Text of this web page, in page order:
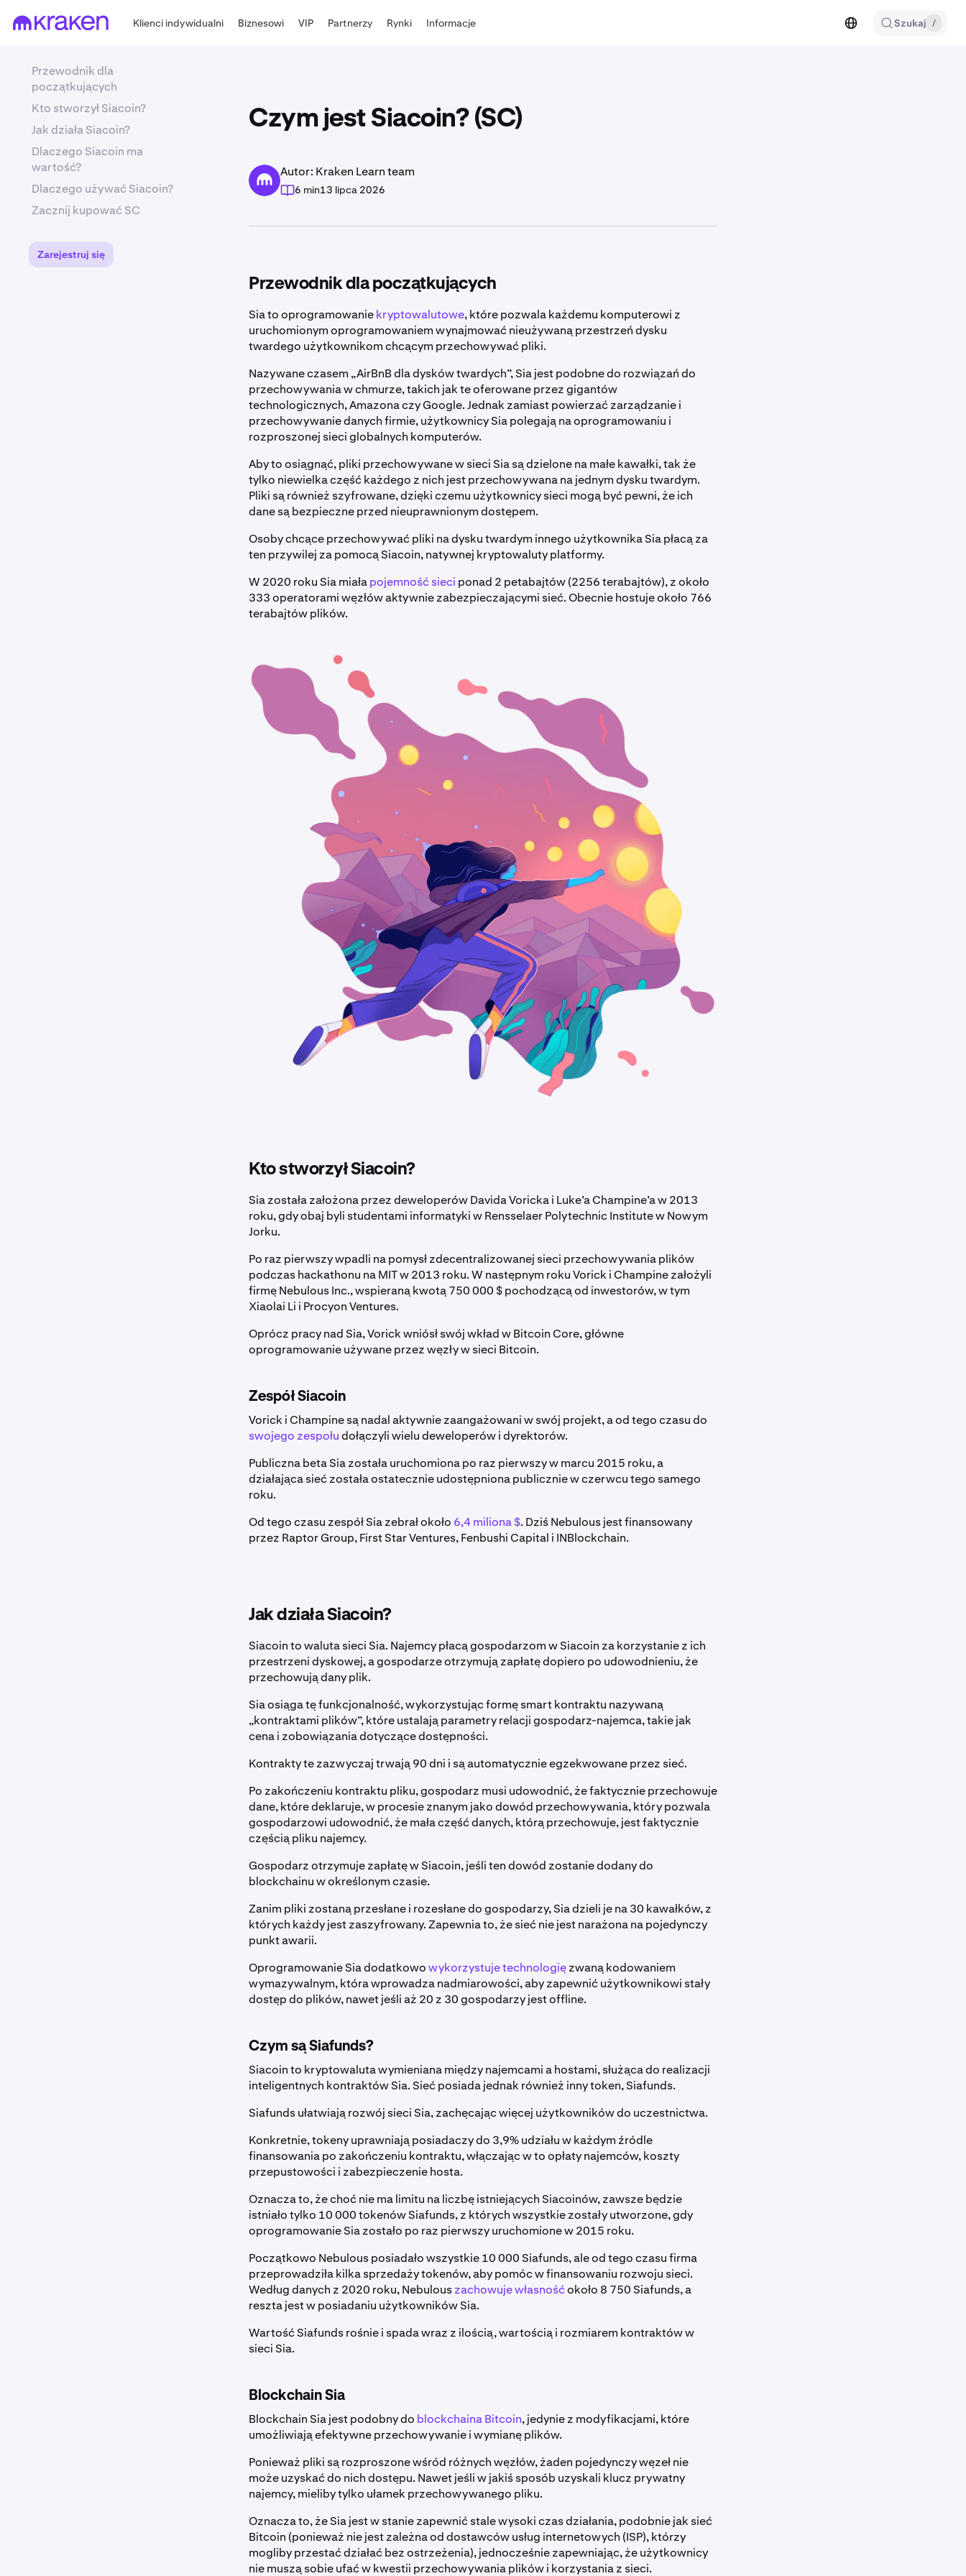
Klienci indywidualni Biznesowi VIP Partnerzy Rynki Informacje Szukaj /
Czym jest Siacoin? (SC)
Autor: Kraken Learn team
6 min13 lipca 2026
Przewodnik dla początkujących
Sia to oprogramowaniekryptowalutowe, które pozwala każdemu komputerowi z
uruchomionym oprogramowaniem wynajmować nieużywaną przestrzeń dysku
twardego użytkownikom chcącym przechowywać pliki.
Nazywane czasem „AirBnB dla dysków twardych”, Sia jest podobne do rozwiązań do
przechowywania w chmurze, takich jak te oferowane przez gigantów
technologicznych, Amazona czy Google. Jednak zamiast powierzać zarządzanie i
przechowywanie danych firmie, użytkownicy Sia polegają na oprogramowaniu i
rozproszonej sieci globalnych komputerów.
Aby to osiągnąć, pliki przechowywane w sieci Sia są dzielone na małe kawałki, tak że
tylko niewielka część każdego z nich jest przechowywana na jednym dysku twardym.
Pliki są również szyfrowane, dzięki czemu użytkownicy sieci mogą być pewni, że ich
dane są bezpieczne przed nieuprawnionym dostępem.
Osoby chcące przechowywać pliki na dysku twardym innego użytkownika Sia płacą za
ten przywilej za pomocą Siacoin, natywnej kryptowaluty platformy.
W 2020 roku Sia miałapojemność sieci ponad 2 petabajtów (2256 terabajtów), z około
333 operatorami węzłów aktywnie zabezpieczającymi sieć. Obecnie hostuje około 766
terabajtów plików.
Kto stworzył Siacoin?
Sia została założona przez deweloperów Davida Voricka i Luke’a Champine’a w 2013
roku, gdy obaj byli studentami informatyki w Rensselaer Polytechnic Institute w Nowym
Jorku.
Po raz pierwszy wpadli na pomysł zdecentralizowanej sieci przechowywania plików
podczas hackathonu na MIT w 2013 roku. W następnym roku Vorick i Champine założyli
firmę Nebulous Inc., wspieraną kwotą 750 000 $ pochodzącą od inwestorów, w tym
Xiaolai Li i Procyon Ventures.
Oprócz pracy nad Sia, Vorick wniósł swój wkład w Bitcoin Core, główne
oprogramowanie używane przez węzły w sieci Bitcoin.
Zespół Siacoin
Vorick i Champine są nadal aktywnie zaangażowani w swój projekt, a od tego czasu do
swojego zespołudołączyli wielu deweloperów i dyrektorów.
Publiczna beta Sia została uruchomiona po raz pierwszy w marcu 2015 roku, a
działająca sieć została ostatecznie udostępniona publicznie w czerwcu tego samego
roku.
Od tego czasu zespół Sia zebrał około 6,4 miliona $. Dziś Nebulous jest finansowany
przez Raptor Group, First Star Ventures, Fenbushi Capital i INBlockchain.
Jak działa Siacoin?
Siacoin to waluta sieci Sia. Najemcy płacą gospodarzom w Siacoin za korzystanie z ich
przestrzeni dyskowej, a gospodarze otrzymują zapłatę dopiero po udowodnieniu, że
przechowują dany plik.
Sia osiąga tę funkcjonalność, wykorzystując formę smart kontraktu nazywaną
„kontraktami plików”, które ustalają parametry relacji gospodarz-najemca, takie jak
cena i zobowiązania dotyczące dostępności.
Kontrakty te zazwyczaj trwają 90 dni i są automatycznie egzekwowane przez sieć.
Po zakończeniu kontraktu pliku, gospodarz musi udowodnić, że faktycznie przechowuje
dane, które deklaruje, w procesie znanym jako dowód przechowywania, który pozwala
gospodarzowi udowodnić, że mała część danych, którą przechowuje, jest faktycznie
częścią pliku najemcy.
Gospodarz otrzymuje zapłatę w Siacoin, jeśli ten dowód zostanie dodany do
blockchainu w określonym czasie.
Zanim pliki zostaną przesłane i rozesłane do gospodarzy, Sia dzieli je na 30 kawałków, z
których każdy jest zaszyfrowany. Zapewnia to, że sieć nie jest narażona na pojedynczy
punkt awarii.
Oprogramowanie Sia dodatkowowykorzystuje technologięzwaną kodowaniem
wymazywalnym, która wprowadza nadmiarowości, aby zapewnić użytkownikowi stały
dostęp do plików, nawet jeśli aż 20 z 30 gospodarzy jest offline.
Czym są Siafunds?
Siacoin to kryptowaluta wymieniana między najemcami a hostami, służąca do realizacji
inteligentnych kontraktów Sia. Sieć posiada jednak również inny token, Siafunds.
Siafunds ułatwiają rozwój sieci Sia, zachęcając więcej użytkowników do uczestnictwa.
Konkretnie, tokeny uprawniają posiadaczy do 3,9% udziału w każdym źródle
finansowania po zakończeniu kontraktu, włączając w to opłaty najemców, koszty
przepustowości i zabezpieczenie hosta.
Oznacza to, że choć nie ma limitu na liczbę istniejących Siacoinów, zawsze będzie
istniało tylko 10 000 tokenów Siafunds, z których wszystkie zostały utworzone, gdy
oprogramowanie Sia zostało po raz pierwszy uruchomione w 2015 roku.
Początkowo Nebulous posiadało wszystkie 10 000 Siafunds, ale od tego czasu firma
przeprowadziła kilka sprzedaży tokenów, aby pomóc w finansowaniu rozwoju sieci.
Według danych z 2020 roku, Nebulouszachowuje własnośćokoło 8 750 Siafunds, a
reszta jest w posiadaniu użytkowników Sia.
Wartość Siafunds rośnie i spada wraz z ilością, wartością i rozmiarem kontraktów w
sieci Sia.
Blockchain Sia
Blockchain Sia jest podobny do blockchaina Bitcoin, jedynie z modyfikacjami, które
umożliwiają efektywne przechowywanie i wymianę plików.
Ponieważ pliki są rozproszone wśród różnych węzłów, żaden pojedynczy węzeł nie
może uzyskać do nich dostępu. Nawet jeśli w jakiś sposób uzyskali klucz prywatny
najemcy, mieliby tylko ułamek przechowywanego pliku.
Oznacza to, że Sia jest w stanie zapewnić stale wysoki czas działania, podobnie jak sieć
Bitcoin (ponieważ nie jest zależna od dostawców usług internetowych (ISP), którzy
mogliby przestać działać bez ostrzeżenia), jednocześnie zapewniając, że użytkownicy
nie muszą sobie ufać w kwestii przechowywania plików i korzystania z sieci.
Przewodnik dla
początkujących
Kto stworzył Siacoin?
Jak działa Siacoin?
Dlaczego Siacoin ma
wartość?
Dlaczego używać Siacoin?
Zacznij kupować SC
Zarejestruj się